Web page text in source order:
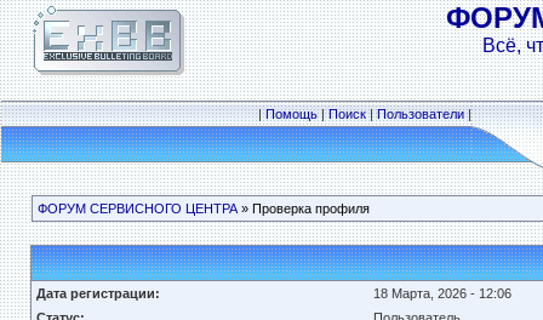
Всё,
|Помощь|Поиск|Пользователи|
ФОРУМ СЕРВИСНОГО ЦЕНТРА» Проверка профиля
Дата регистрации:
18 Марта, 2026 - 12:06